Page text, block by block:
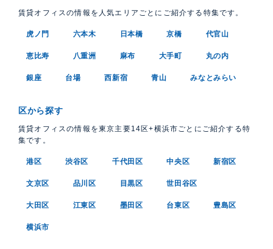
賃貸オフィスの情報を人気エリアごとにご紹介する特集です。
虎ノ門 六本木 日本橋 京橋 代官山
恵比寿 八重洲 麻布 大手町 丸の内
銀座 台場 西新宿 青山 みなとみらい
区から探す
賃貸オフィスの情報を東京主要14区+横浜市ごとにご紹介する特
集です。
港区 渋谷区 千代田区 中央区 新宿区
文京区 品川区 目黒区 世田谷区
大田区 江東区 墨田区 台東区 豊島区
横浜市